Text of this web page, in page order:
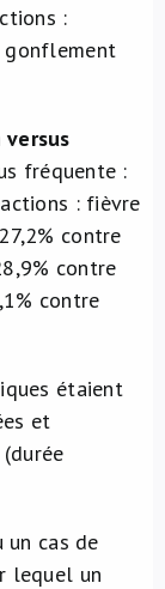
:
gonflement
fréquente :
: fièvre
contre
contre
contre
étaient
et
un cas de
lequel un